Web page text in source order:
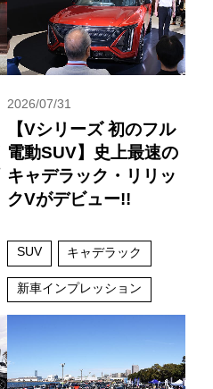
2026/07/31
【Vシリーズ 初のフル
電動SUV】史上最速の
キャデラック・リリッ
クVがデビュー!!
SUV キャデラック
新車インプレッション